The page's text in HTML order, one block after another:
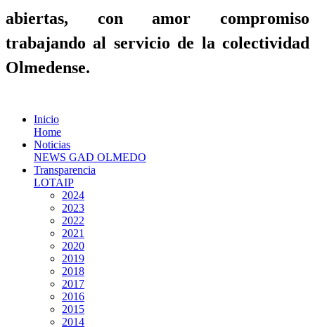
abiertas, con amor compromiso
trabajando al servicio de la colectividad
Olmedense.
Inicio
Home
Noticias
NEWS GAD OLMEDO
Transparencia
LOTAIP
2024
2023
2022
2021
2020
2019
2018
2017
2016
2015
2014